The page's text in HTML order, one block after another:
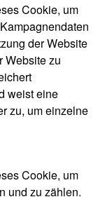
Cookie, um
der Website
Website zu
weist eine
zu, um einzelne
Cookie, um
und zu zählen.